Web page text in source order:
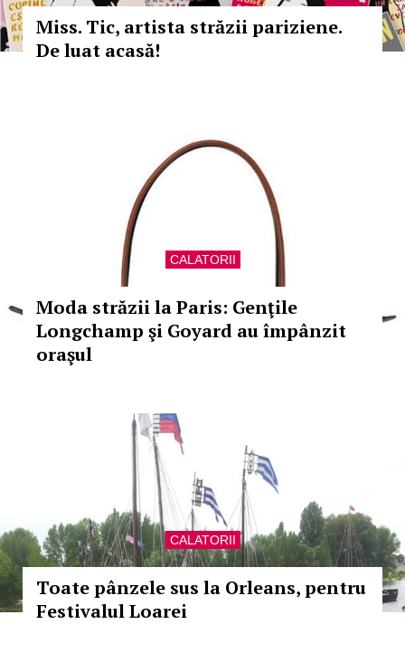
Miss. Tic, artista străzii pariziene.
De luat acasă!
CALATORII
Moda străzii la Paris: Genţile
Longchamp şi Goyard au împânzit
oraşul
CALATORII
Toate pânzele sus la Orleans, pentru
Festivalul Loarei